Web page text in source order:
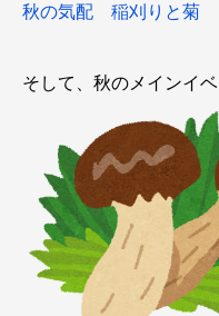
秋の気配 稲刈りと菊
そして、秋のメインイベ